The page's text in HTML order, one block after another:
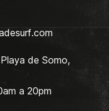
de Somo,
a 20pm